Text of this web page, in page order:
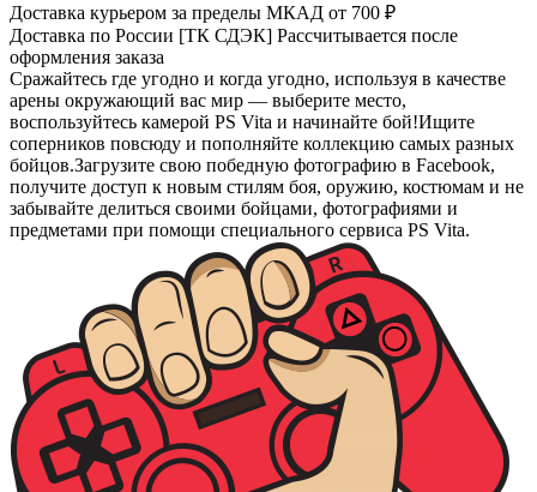
Доставка курьером за пределы МКАД от 700 ₽
Доставка по России [ТК СДЭК] Рассчитывается после
оформления заказа
Сражайтесь где угодно и когда угодно, используя в качестве
арены окружающий вас мир — выберите место,
воспользуйтесь камерой PS Vita и начинайте бой!Ищите
соперников повсюду и пополняйте коллекцию самых разных
бойцов.Загрузите свою победную фотографию в Facebook,
получите доступ к новым стилям боя, оружию, костюмам и не
забывайте делиться своими бойцами, фотографиями и
предметами при помощи специального сервиса PS Vita.